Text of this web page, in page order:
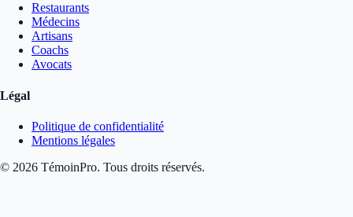
Restaurants
Médecins
Artisans
Coachs
Avocats
Légal
Politique de confidentialité
Mentions légales
© 2026 TémoinPro. Tous droits réservés.